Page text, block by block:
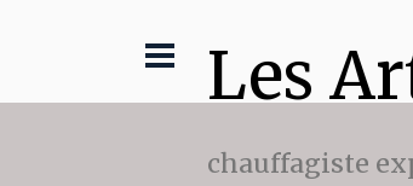
Les
chauffagiste